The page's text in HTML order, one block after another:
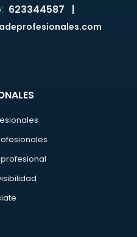
623344587 |